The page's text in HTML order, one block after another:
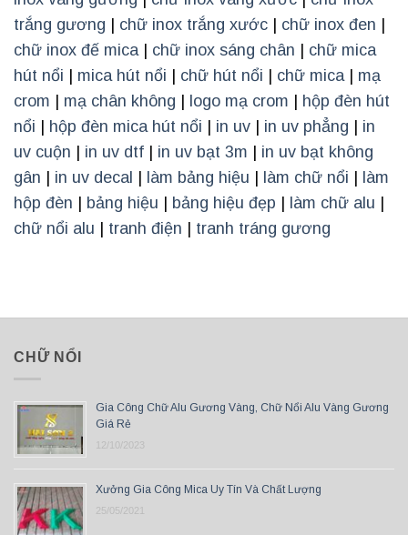
trắng gương | chữ inox trắng xước | chữ inox đen |
chữ inox đế mica | chữ inox sáng chân | chữ mica
hút nổi | mica hút nổi | chữ hút nổi | chữ mica | mạ
crom | mạ chân không | logo mạ crom | hộp đèn hút
nổi | hộp đèn mica hút nổi | in uv | in uv phẳng | in
uv cuộn | in uv dtf | in uv bạt 3m | in uv bạt không
gân | in uv decal | làm bảng hiệu | làm chữ nổi | làm
hộp đèn | bảng hiệu | bảng hiệu đẹp | làm chữ alu |
chữ nổi alu | tranh điện | tranh tráng gương
CHỮ NỔI
Gia Công Chữ Alu Gương Vàng, Chữ Nổi Alu Vàng Gương
Giá Rẻ
12/10/2023
Xưởng Gia Công Mica Uy Tín Và Chất Lượng
25/05/2021